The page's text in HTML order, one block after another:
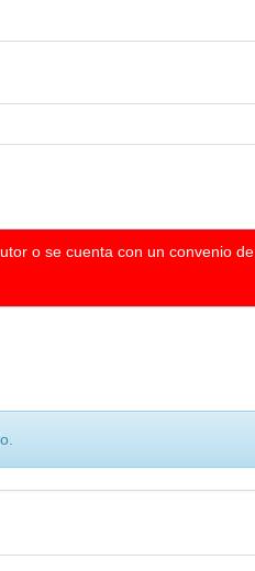
o se cuenta con un convenio de